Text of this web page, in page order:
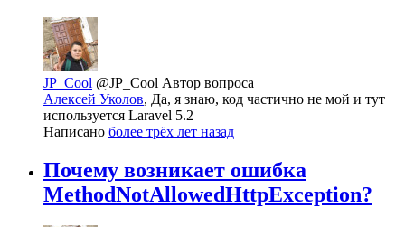
JP_Cool @JP_Cool Автор вопроса
Алексей Уколов, Да, я знаю, код частично не мой и тут
используется Laravel 5.2
Написано более трёх лет назад
Почему возникает ошибка
MethodNotAllowedHttpException?